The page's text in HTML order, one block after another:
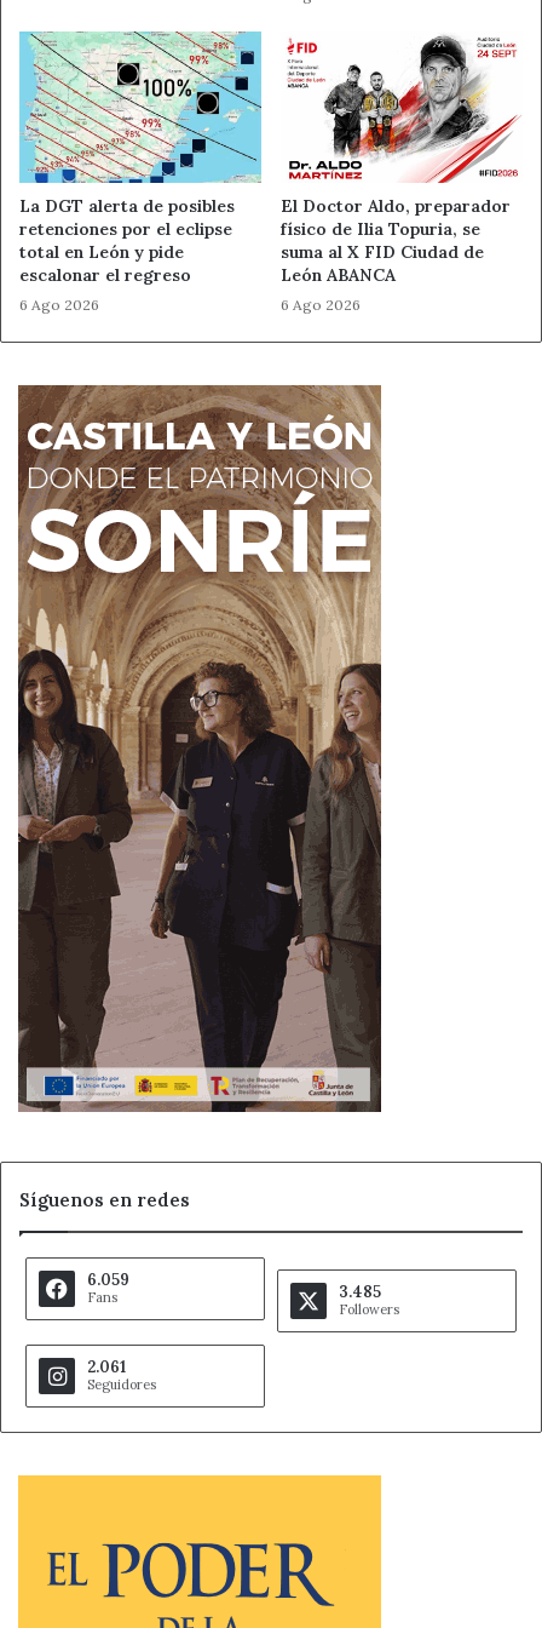
Que el firme de carreteras y calles garantice la
seguridad de rodadura en nuestras vías públicas,
manteniendo la uniformidad estructural y de
rozamiento legalmente establecido y la limpieza
adecuada.
Que las marcas viales garanticen la seguridad de
rodadura en nuestras vías públicas, manteniendo el
nivel de rozamiento adecuado.
Que se señalicen de forma adecuada y cumpliendo
motociclistas tratando de imponer medidas de lastre
al uso de las motocicletas, dificultando el acceso a
nuestro medio de movilidad personal.
Que la DGT y el resto de las administraciones
públicas competentes en materia de vigilancia de la
seguridad vial, vigilen también los incumplimientos
legales relativos al mal estado de conservación de
las carreteras.
Que se mejore la investigación de los siniestros de
tránsito, identificando los factores reales directos o
indirectos de nuestros accidentes para determinar
las medidas preventivas adaptadas a la realidad de
las circunstancias. Solicitamos un protocolo de
investigación de accidentes de tráfico para todos los
cuerpos policiales y la unificación de la formación de
los investigadores.
Que las fiscalías de seguridad vial persigan a los
responsables que, teniendo la obligación de
mantener la carretera en las mejores condiciones
posibles de seguridad vial, no restituyen la seguridad
de la vía (artículo 385.2 del Código Penal).
Que se reforme la ley final de vida útil de los
vehículos, no dándolos de baja sistemáticamente,
permitiendo su uso en zonas de bajas emisiones.
Que se incremente la velocidad en autopistas a 130
intercomunicadores en los cascos de protección y la
circulación por el arcén practicable en casos de
congestión estática del tráfico a velocidad
La DGT alerta de posibles
retenciones por el eclipse
total en León y pide
escalonar el regreso
6 Ago 2026
El Doctor Aldo, preparador
físico de Ilia Topuria, se
suma al X FID Ciudad de
León ABANCA
6 Ago 2026
Síguenos en redes
6.059
Fans 3.485
Followers
2.061
Seguidores